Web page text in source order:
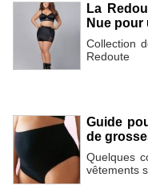
La
Nue
Collection
Redoute
Guide
de
Quelques
vêtements